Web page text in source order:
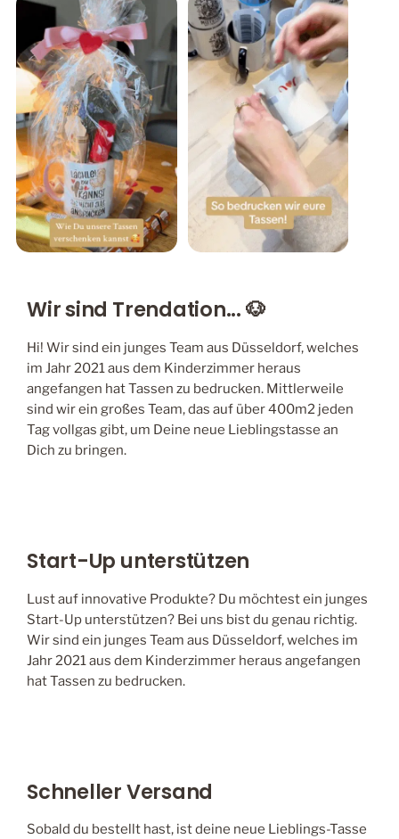
Wir sind Trendation... 🐶
Hi! Wir sind ein junges Team aus Düsseldorf, welches
im Jahr 2021 aus dem Kinderzimmer heraus
angefangen hat Tassen zu bedrucken. Mittlerweile
sind wir ein großes Team, das auf über 400m2 jeden
Tag vollgas gibt, um Deine neue Lieblingstasse an
Dich zu bringen.
Start-Up unterstützen
Lust auf innovative Produkte? Du möchtest ein junges
Start-Up unterstützen? Bei uns bist du genau richtig.
Wir sind ein junges Team aus Düsseldorf, welches im
Jahr 2021 aus dem Kinderzimmer heraus angefangen
hat Tassen zu bedrucken.
Schneller Versand
Sobald du bestellt hast, ist deine neue Lieblings-Tasse